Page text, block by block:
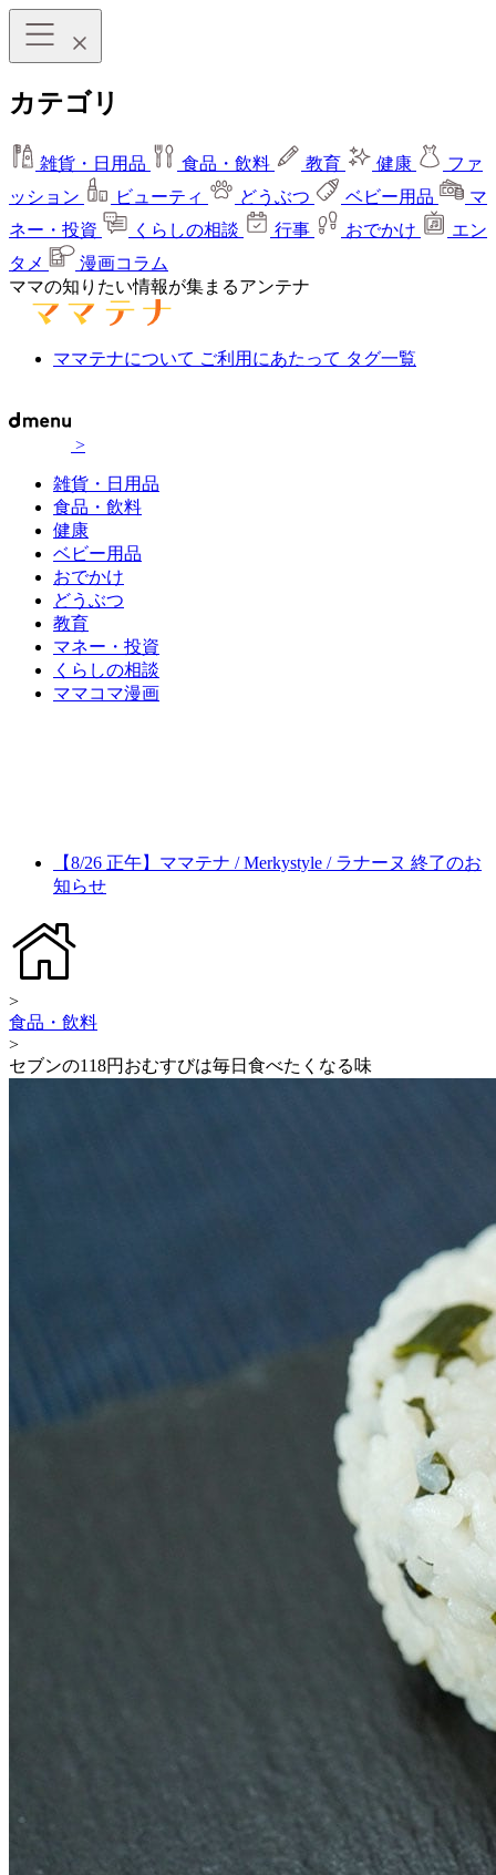
カテゴリ
雑貨・日用品 食品・飲料 教育 健康
ファ
ッション
ビューティ どうぶつ ベビー用品
マ
ネー・投資
くらしの相談 行事 おでかけ
エン
タメ
漫画コラム
ママの知りたい情報が集まるアンテナ
ママテナについて ご利用にあたって タグ一覧
>
雑貨・日用品
食品・飲料
健康
ベビー用品
おでかけ
どうぶつ
教育
マネー・投資
くらしの相談
ママコマ漫画
【8/26 正午】ママテナ / Merkystyle / ラナーヌ 終了のお
知らせ
>
食品・飲料
>
セブンの118円おむすびは毎日食べたくなる味